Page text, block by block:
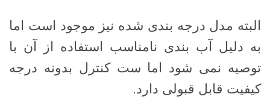
البته مدل درجه بندی شده نیز موجود است اما
به دلیل آب بندی نامناسب استفاده از آن با
توصیه نمی شود اما ست کنترل بدونه درجه
کیفیت قابل قبولی دارد.